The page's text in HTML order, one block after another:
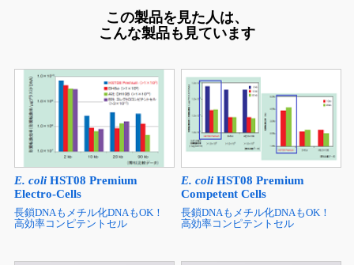
この製品を見た人は、
こんな製品も見ています
E. coliHST08 Premium
Electro-Cells
長鎖DNAもメチル化DNAもOK！
高効率コンピテントセル
E. coli HST08 Premium
Competent Cells
長鎖DNAもメチル化DNAもOK！
高効率コンピテントセル